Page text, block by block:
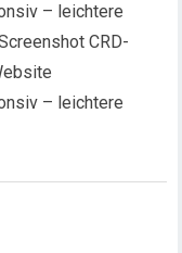
– leichtere
CRD-
– leichtere